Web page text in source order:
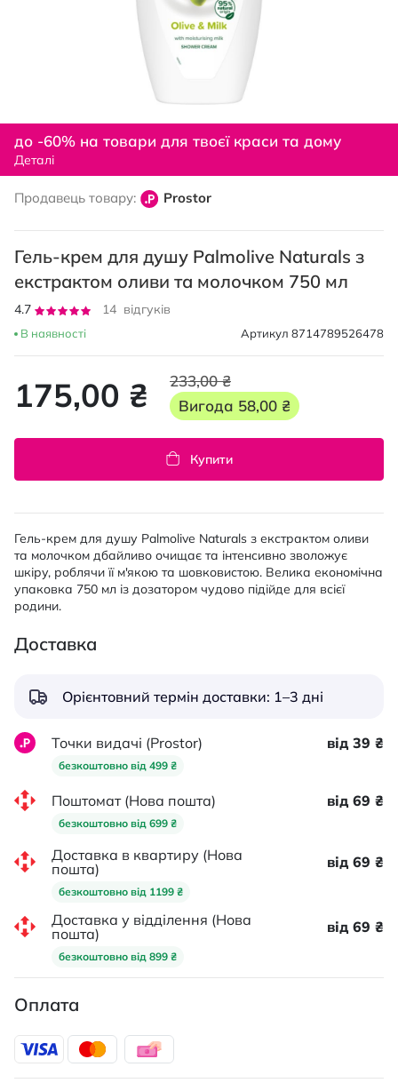
початку
галереї
до -60% на товари для твоєї краси та дому
Деталі
Продавець товару: Prostor
Гель-крем для душу Palmolive Naturals з
екстрактом оливи та молочком 750 мл
Рейтинг:
4.7
14 відгуків
В наявності Артикул 8714789526478
175,00 ₴
233,00 ₴
Вигода 58,00 ₴
Купити
Гель-крем для душу Palmolive Naturals з екстрактом оливи
та молочком дбайливо очищає та інтенсивно зволожує
шкіру, роблячи її м'якою та шовковистою. Велика економічна
упаковка 750 мл із дозатором чудово підійде для всієї
родини.
Доставка
Орієнтовний термін доставки: 1–3 дні
Точки видачі (Prostor)
безкоштовно від 499 ₴
від 39 ₴
Поштомат (Нова пошта)
безкоштовно від 699 ₴
від 69 ₴
Доставка в квартиру (Нова
пошта)
безкоштовно від 1199 ₴
від 69 ₴
Доставка у відділення (Нова
пошта)
безкоштовно від 899 ₴
від 69 ₴
Оплата